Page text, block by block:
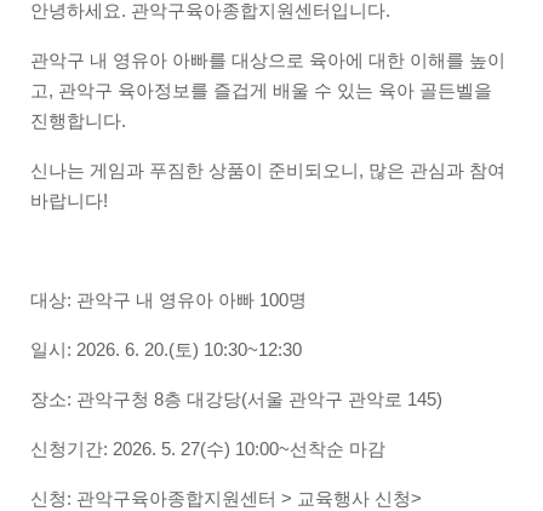
안녕하세요. 관악구육아종합지원센터입니다.
관악구 내 영유아 아빠를 대상으로 육아에 대한 이해를 높이
고, 관악구 육아정보를 즐겁게 배울 수 있는 육아 골든벨을
진행합니다.
신나는 게임과 푸짐한 상품이 준비되오니, 많은 관심과 참여
바랍니다!
대상: 관악구 내 영유아 아빠 100명
일시: 2026. 6. 20.(토) 10:30~12:30
장소: 관악구청 8층 대강당(서울 관악구 관악로 145)
신청기간: 2026. 5. 27(수) 10:00~선착순 마감
신청: 관악구육아종합지원센터 > 교육행사 신청>